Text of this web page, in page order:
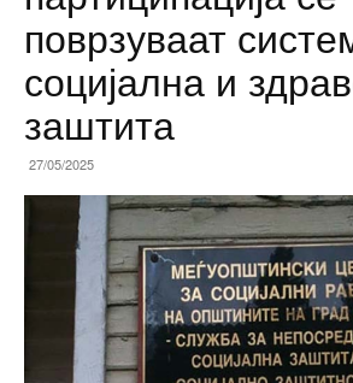
поврзуваат
социјална и
заштита
27/05/2025